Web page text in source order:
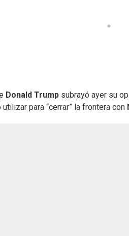
Donald Trump subrayó ayer su
para “cerrar” la frontera con